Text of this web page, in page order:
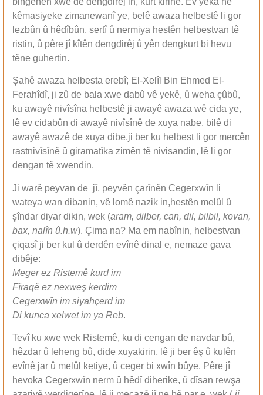
kêmasiyeke zimanewanî ye, belê awaza helbestê li gor
lezbûn û hêdîbûn, sertî û nermiya hestên helbestvan tê
ristin, û pêre jî kîtên dengdirêj û yên dengkurt bi hevu
têne guhertin.
Şahê awaza helbesta erebî; El-Xelîl Bin Ehmed El-
Ferahîdî, ji zû de bala xwe dabû vê yekê, û weha çûbû,
ku awayê nivîsîna helbestê ji awayê awaza wê cida ye,
lê ev cidabûn di awayê nivîsînê de xuya nabe, bilê di
awayê awazê de xuya dibe,ji ber ku helbest li gor mercên
rastnivîsînê û giramatîka zimên tê nivisandin, lê li gor
dengan tê xwendin.
Ji warê peyvan de jî, peyvên çarînên Cegerxwîn li
wateya wan dibanin, vê lomê nazik in,hestên melûl û
şîndar diyar dikin, wek (aram, dilber, can, dil, bilbil, kovan,
bax, nalîn û.h.w). Çima na? Ma em nabînin, helbestvan
çiqasî ji ber kul û derdên evînê dinal e, nemaze gava
dibêje:
Meger ez Ristemê kurd im
Fîraqê ez nexweş kerdim
Cegerxwîn im siyahçerd im
Di kunca xelwet im ya Reb.
Tevî ku xwe wek Ristemê, ku di cengan de navdar bû,
hêzdar û leheng bû, dide xuyakirin, lê ji ber êş û kulên
evînê jar û melûl ketiye, û ceger bi xwîn bûye. Pêre jî
hevoka Cegerxwîn nerm û hêdî diherike, û dîsan rewşa